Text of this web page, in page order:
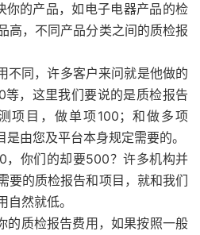
的产品，如电子电器产品的检
高，不同产品分类之间的质检报
同，许多客户来问就是他做的
，这里我们要说的是质检报告
项目，做单项100；和做多项
由您及平台本身规定需要的。
你们的却要500？许多机构并
要的质检报告和项目，就和我们
然就低。
质检报告费用，如果按照一般